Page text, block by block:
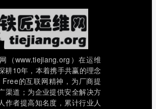
（www.tiejiang.org）在运维
耕10年，本着携手共赢的理念
Free的互联网精神，为厂商提
渠道；为企业提供安全解决方
作者提高知名度，累计行业人